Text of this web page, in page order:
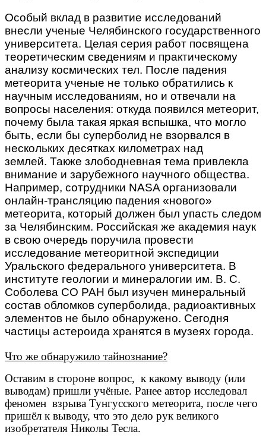
Особый вклад в развитие исследований
внесли ученые Челябинского государственного
университета. Целая серия работ посвящена
теоретическим сведениям и практическому
анализу космических тел. После падения
метеорита ученые не только обратились к
научным исследованиям, но и отвечали на
вопросы населения: откуда появился метеорит,
почему была такая яркая вспышка, что могло
быть, если бы суперболид не взорвался в
нескольких десятках километрах над
землей. Также злободневная тема привлекла
внимание и зарубежного научного общества.
Например, сотрудники NASA организовали
онлайн-трансляцию падения «нового»
метеорита, который должен был упасть следом
за Челябинским. Российская же академия наук
в свою очередь поручила провести
исследование метеоритной экспедиции
Уральского федерального университета. В
институте геологии и минералогии им. В. С.
Соболева СО РАН был изучен минеральный
состав обломков суперболида, радиоактивных
элементов не было обнаружено. Сегодня
частицы астероида хранятся в музеях города.
Что же обнаружило тайнознание?
Оставим в стороне вопрос, к какому выводу (или
выводам) пришли учёные. Ранее автор исследовал
феномен взрыва Тунгусского метеорита, после чего
пришёл к выводу, что это дело рук великого
изобретателя Николы Тесла.